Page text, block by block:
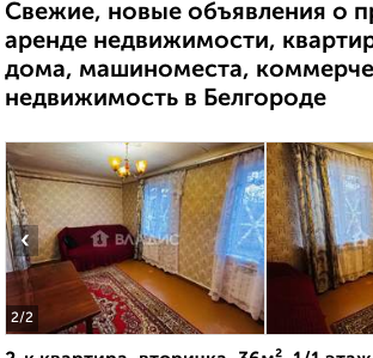
Свежие, новые объявления о
аренде недвижимости,
дома, машиноместа,
недвижимость в Белгороде
2/2
‹